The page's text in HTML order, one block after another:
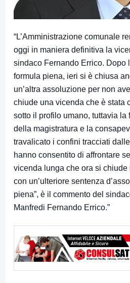
“L’Amministrazione comunale
oggi in maniera definitiva la
sindaco Fernando Errico. Dopo
formula piena, ieri si è chiusa
un’altra assoluzione per non
chiude una vicenda che è stata
sotto il profilo umano, tuttavia la
della magistratura e la
travalicato i confini tracciati
hanno consentito di affrontare
vicenda lunga che ora si
con un’ulteriore sentenza
piena”, è il commento del
Manfredi Fernando Errico.”